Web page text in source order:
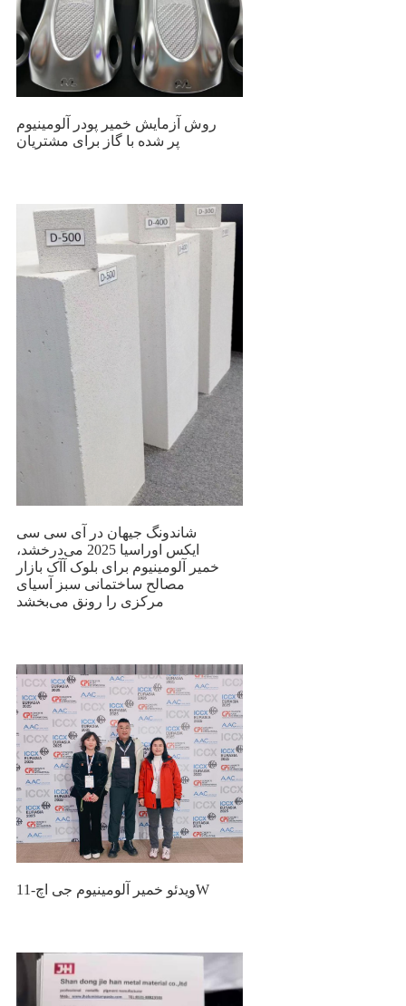
روش آزمایش خمیر پودر آلومینیوم
پر شده با گاز برای مشتریان
شاندونگ جیهان در آی سی سی
ایکس اوراسیا 2025 می‌درخشد،
خمیر آلومینیوم برای بلوک آآک بازار
مصالح ساختمانی سبز آسیای
مرکزی را رونق می‌بخشد
ویدئو خمیر آلومینیوم جی اچ-11W